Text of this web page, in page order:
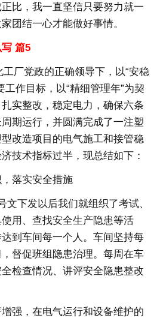
比，我一直坚信只要努力就一
团结一心才能做好事情。
篇5
党政的正确领导下，以“安稳
工作目标，以“精细管理年”为契
实整改，稳定电力，确保六条
期运行，并圆满完成了一注塑
改造项目的电气施工和接管稳
技术指标过半，现总结如下：
落实安全措施
下发以后我们就组织了考试、
用、查找安全生产隐患等活
到车间每一个人。车间坚持每
督促班组隐患治理。每周在车
检查情况、讲评安全隐患整改
，在电气运行和设备维护的